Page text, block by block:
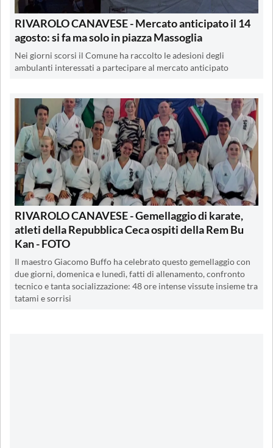
RIVAROLO CANAVESE - Mercato anticipato il 14
agosto: si fa ma solo in piazza Massoglia
Nei giorni scorsi il Comune ha raccolto le adesioni degli
ambulanti interessati a partecipare al mercato anticipato
RIVAROLO CANAVESE - Gemellaggio di karate,
atleti della Repubblica Ceca ospiti della Rem Bu
Kan - FOTO
Il maestro Giacomo Buffo ha celebrato questo gemellaggio con
due giorni, domenica e lunedì, fatti di allenamento, confronto
tecnico e tanta socializzazione: 48 ore intense vissute insieme tra
tatami e sorrisi